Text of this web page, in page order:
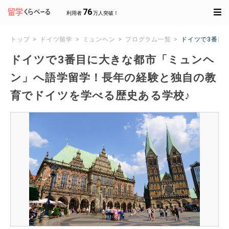
利用者 76万人突破！
トップ ドイツ留学 ミュンヘン プログラム一覧 ドイツで3番目
ドイツで3番目に大きな都市「ミュンヘ
ン」へ語学留学！長年の経験と独自の教
育でドイツを学べる歴史ある学校♪